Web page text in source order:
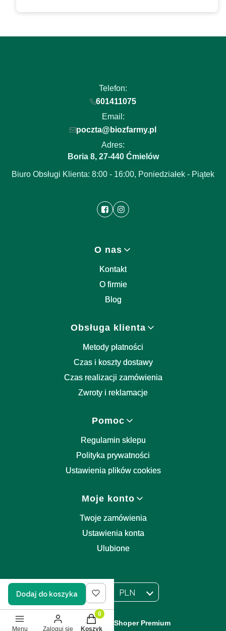
Telefon:
601411075
Email:
poczta@biozfarmy.pl
Adres:
Boria 8, 27-440Ćmielów
Biuro Obsługi Klienta: 8:00 - 16:00, Poniedziałek - Piątek
O nas
Kontakt
O firmie
Blog
Obsługa klienta
Metody płatności
Czas i koszty dostawy
Czas realizacji zamówienia
Zwroty i reklamacje
Pomoc
Regulamin sklepu
Polityka prywatności
Ustawienia plików cookies
Moje konto
Twoje zamówienia
Ustawienia konta
Ulubione
Wybrany język:
PL
polski Wybrana waluta:
PLN
Sklep internetowy Shoper Premium
Dodaj do koszyka
Menu Zaloguj się
Produkty w koszyku: 0. Zobacz
Koszyk